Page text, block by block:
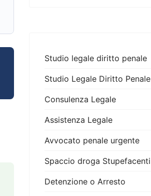
Studio legale diritto penale
Studio Legale Diritto Penale
Consulenza Legale
Assistenza Legale
Avvocato penale urgente
Spaccio droga Stupefacenti
Detenzione o Arresto